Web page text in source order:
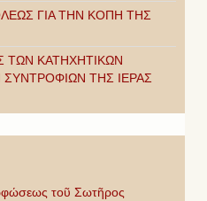
ΓΙΑ ΤΗΝ ΚΟΠΗ ΤΗΣ
ΤΩΝ ΚΑΤΗΧΗΤΙΚΩΝ
ΤΗΣ ΙΕΡΑΣ
τοῦ Σωτῆρος